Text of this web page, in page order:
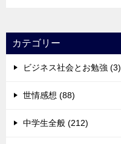
カテゴリー
ビジネス社会とお勉強 (3)
世情感想 (88)
中学生全般 (212)